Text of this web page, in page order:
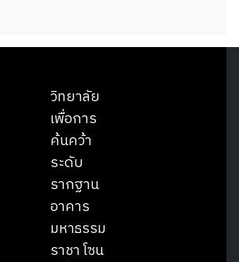
Search
วิทยาลัย
เพื่อการ
ค้นคว้า
ระดับ
รากฐาน
อาคาร
มหาธรรม
ราชา โซน